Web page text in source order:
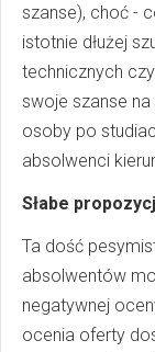
szanse), choć -
istotnie dłużej
technicznych
swoje szanse
osoby po
absolwenci
Słabe
Ta dość
absolwentów
negatywnej
ocenia oferty